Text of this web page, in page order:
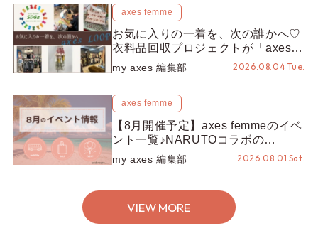
axes femme
お気に入りの一着を、次の誰かへ♡
衣料品回収プロジェクトが「axes
LOOP」にアップデート！活用する
とポイントが手に入る◎
my axes 編集部 2026.08.04 Tue.
axes femme
【8月開催予定】axes femmeのイベ
ント一覧♪NARUTOコラボの
REZEN POPUPから、プチYour
Stage.、ティーパーティまで！8月
my axes 編集部 2026.08.01 Sat.
VIEW MORE